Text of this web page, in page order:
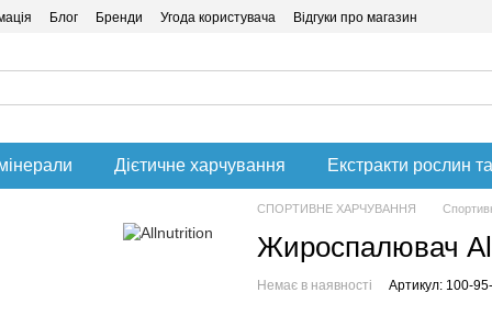
Блог Бренди Угода користувача Відгуки про магазин
Дієтичне харчування Екстракти рослин
СПОРТИВНЕ ХАРЧУВАННЯ
Жироспалювач
Немає в наявності Артикул: 100-